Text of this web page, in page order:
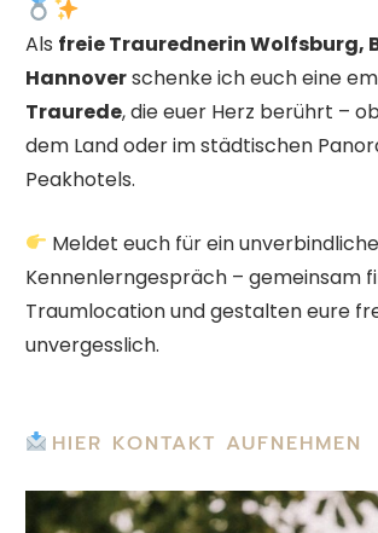
Als freie Traurednerin Wolfsburg,
Hannoverschenke ich euch eine
Traurede, die euer Herz berührt –
dem Land oder im städtischen
Peakhotels.
Meldet euch für ein
Kennenlerngespräch – gemeinsam
Traumlocation und gestalten eure
unvergesslich.
HIER KONTAKT AUFNEHMEN